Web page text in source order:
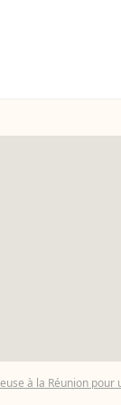
à la Réunion pour